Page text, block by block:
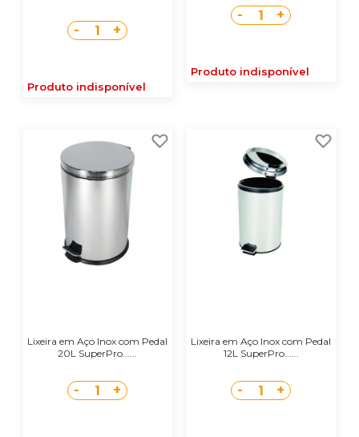
- 1 +
Produto indisponível
- 1 +
Produto indisponível
Lixeira em Aço Inox com Pedal
20L SuperPro......
- 1 +
Lixeira em Aço Inox com Pedal
12L SuperPro......
- 1 +